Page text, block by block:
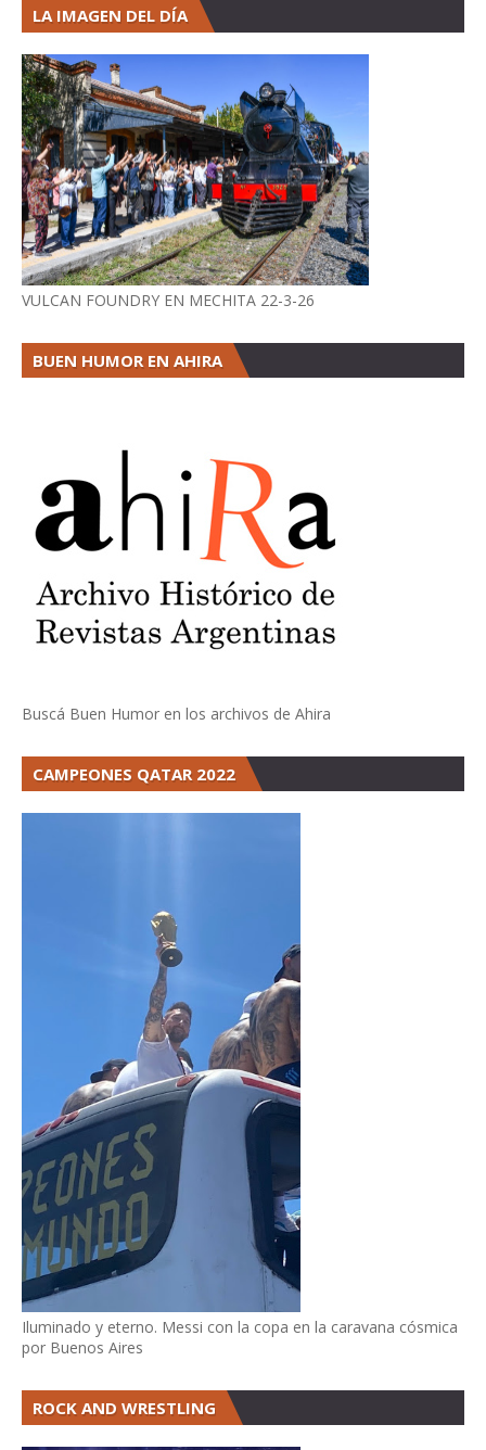
LA IMAGEN DEL DÍA
VULCAN FOUNDRY EN MECHITA 22-3-26
BUEN HUMOR EN AHIRA
Buscá Buen Humor en los archivos de Ahira
CAMPEONES QATAR 2022
Iluminado y eterno. Messi con la copa en la caravana cósmica
por Buenos Aires
ROCK AND WRESTLING